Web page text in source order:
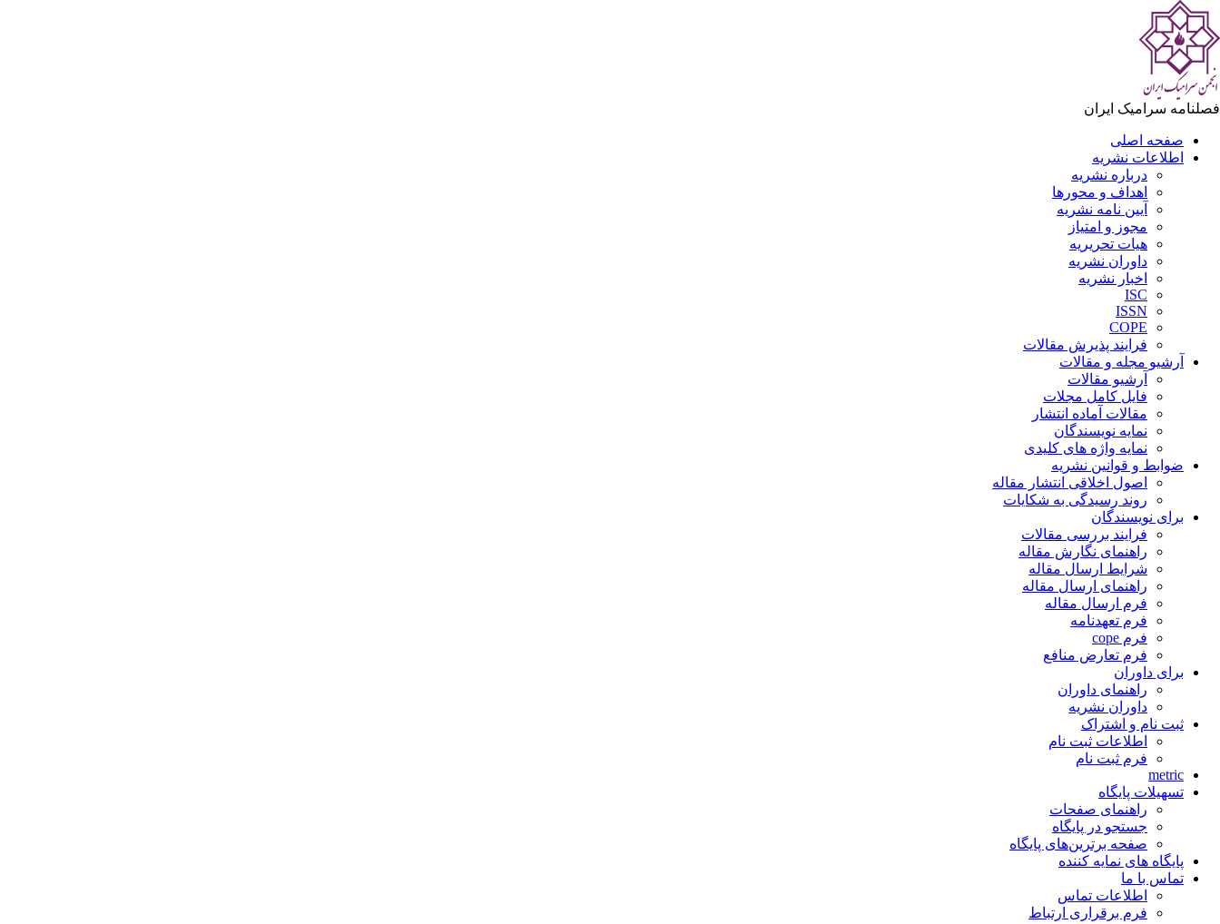
فصلنامه سرامیک ایران
صفحه اصلی
اطلاعات نشریه
درباره نشریه
اهداف و محورها
آیین نامه نشریه
مجوز و امتیاز
هیات تحریریه
داوران نشریه
اخبار نشریه
ISC
ISSN
COPE
فرایند پذیرش مقالات
آرشیو مجله و مقالات
آرشیو مقالات
فایل کامل مجلات
مقالات آماده انتشار
نمایه نویسندگان
نمایه واژه های کلیدی
ضوابط و قوانین نشریه
اصول اخلاقی انتشار مقاله
روند رسیدگی به شکایات
برای نویسندگان
فرایند بررسی مقالات
راهنمای نگارش مقاله
شرایط ارسال مقاله
راهنمای ارسال مقاله
فرم ارسال مقاله
فرم تعهدنامه
فرم cope
فرم تعارض منافع
برای داوران
راهنمای داوران
داوران نشریه
ثبت نام و اشتراک
اطلاعات ثبت نام
فرم ثبت نام
metric
تسهیلات پایگاه
راهنمای صفحات
جستجو در پایگاه
صفحه برترین‌های پایگاه
پایگاه های نمایه کننده
تماس با ما
اطلاعات تماس
فرم برقراری ارتباط